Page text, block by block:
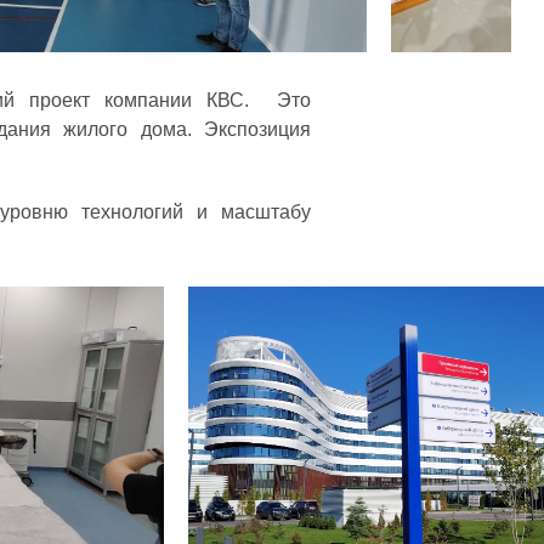
проект компании КВС. Это
жилого дома. Экспозиция
технологий и масштабу